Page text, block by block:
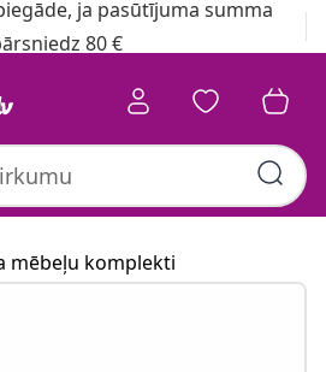
ja pasūtījuma summa
80 €
mēbeļu komplekti